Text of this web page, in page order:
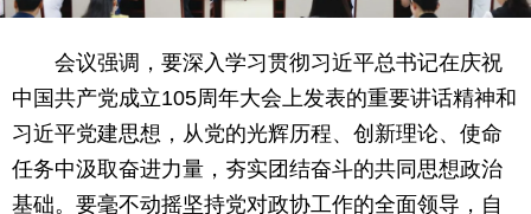
会议强调，要深入学习贯彻习近平总书记在庆祝
中国共产党成立105周年大会上发表的重要讲话精神和
习近平党建思想，从党的光辉历程、创新理论、使命
任务中汲取奋进力量，夯实团结奋斗的共同思想政治
基础。要毫不动摇坚持党对政协工作的全面领导，自